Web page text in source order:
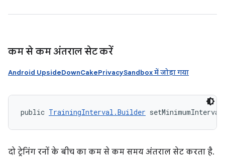
कम से कम अंतराल सेट करें
Android UpsideDownCakePrivacySandbox में जोड़ा गया
public TrainingInterval.Builder
दो ट्रेनिंग रनों के बीच का कम से कम समय अंतराल सेट करता है.